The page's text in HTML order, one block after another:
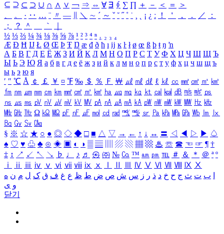
⊆ ⊇ ⊂ ⊃ ∪ ∩ ∧ ∨ ￢ ⇒ ⇔ ∀ ∃ ∮ ∑ ∏ ＋ － ＜ ＝
＞
、
。 · ‥ … ¨ 〃 ― ＼ ∼ ´ ～ ˇ ˘ ˝ ˚ ˙ ¸ ¡ ¿ ː ！ ＇ ， ． ／
：
；
？ ＾ ｀
½ ⅓ ⅔ ¼ ¾ ⅛ ⅜ ⅝ ⅞ ¹ ² ³ ⁴ ⁿ ₁ ₂ ₃ ₄
Æ Ð Ħ Ĳ Ł Ø Œ Þ Ŧ Ŋ æ đ ð ħ ı ĳ ĸ ŀ ł ø œ ß þ ŧ ŋ ŉ
А Б В Г Д Е Ё Ж З И Й К Л М Н О П Р С Т У Ф Х Ц Ч Ш Щ Ъ
Ы Ь Э Ю Я а б в г д е ё ж з и й к л м н о п р с т у ф х ц ч ш щ ъ
ы ь э ю я
′ ″ ℃ Å ￠ ￡ ￥ ¤ ℉ ‰ ＄ ％ Ｆ ￦ ㎕ ㎖ ㎗ ℓ ㎘ ㏄ ㎣ ㎤ ㎥ ㎦
㎙ ㎚ ㎛ ㎜ ㎝ ㎞ ㎟ ㎠ ㎡ ㎢ ㏊ ㎍ ㎎ ㎏ ㏏ ㎈ ㎉ ㏈ ㎧ ㎨ ㎰
㎱ ㎲ ㎳ ㎴ ㎵ ㎶ ㎷ ㎸ ㎹ ㎀ ㎁ ㎂ ㎃ ㎄ ㎺ ㎻ ㎽ ㎾ ㎿ ㎐ ㎑
㎒ ㎓ ㎔ Ω ㏀ ㏁ ㎊ ㎋ ㎌ ㏖ ㏅ ㎭ ㎮ ㎯ ㏛ ㎩ ㎪ ㎫ ㎬ ㏝ ㏐
㏓
㏃ ㏉ ㏜ ㏆
§ ※ ☆ ★ ○ ● ◎ ◇ ◆ □ ■ △ ▽ → ← ↑ ↓ ↔ 〓 ◁ ◀ ▷ ▶ ♤
♠ ♡ ♥ ♧ ♣ ⊙ ◈ ▣ ◐ ◑ ▒ ▤ ▨ ▧ ▦ ▩ ♨ ☏ ☎ ☜ ☞ ¶ †
‡ ↕ ↗ ↙ ↖ ↘ ♭ ♩ ♪ ♬ ㉿ ㈜ № ㏇ ™ ㏂ ㏘ ℡ ＃ ＆ ＊ ＠ ª º
ⅰ
ⅱ ⅲ ⅳ ⅴ ⅵ ⅶ ⅷ ⅸ ⅹ Ⅳ Ⅴ Ⅵ Ⅶ Ⅷ Ⅸ Ⅹ
ب ت ث ج ح خ د ذ ر ز س ش ص ض ط ظ ع غ ف ق ک ل م ن ه
و ی
닫기